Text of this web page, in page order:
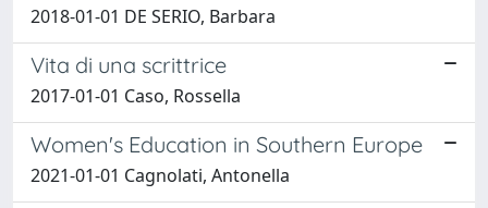
2018-01-01 DE SERIO, Barbara
Vita di una scrittrice
2017-01-01 Caso, Rossella
Women's Education in Southern Europe
2021-01-01 Cagnolati, Antonella